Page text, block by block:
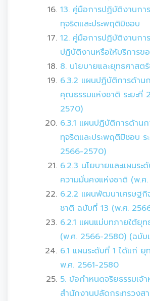
13. คู่มือการปฏิบัติงานกา
ทุจริตและประพฤติมิชอบ
12. คู่มือการปฏิบัติงานกา
ปฏิบัติงานหรือให้บริการข
8. นโยบายและยุทธศาสต
6.3.2 แผนปฏิบัติการด้าน
คุณธรรมแห่งชาติ ระยะที่
2570)
6.3.1 แผนปฏิบัติการด้าน
ทุจริตและประพฤติมิชอบ ร
2566-2570)
6.2.3 นโยบายและแผนระ
ความมั่นคงแห่งชาติ (พ.
6.2.2 แผนพัฒนาเศรษฐกิ
ชาติ ฉบับที่ 13 (พ.ศ.
6.2.1 แผนแม่บทภายใต้ยุ
(พ.ศ. 2566-2580) (ฉบับ
6.1 แผนระดับที่ 1 ได้แก่ ยุ
พ.ศ. 2561-2580
5. ข้อกำหนดจริยธรรมเจ้
สำนักงานปลัดกระทรวง